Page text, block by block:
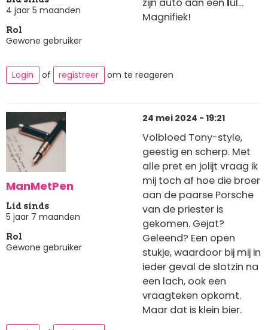
4 jaar 5 maanden
Rol
Gewone gebruiker
zijn auto aan een lul...
Magnifiek!
Login of registreer om te reageren
ManMetPen
Lid sinds
5 jaar 7 maanden
Rol
Gewone gebruiker
24 mei 2024 - 19:21
Volbloed Tony-style,
geestig en scherp. Met
alle pret en jolijt vraag ik
mij toch af hoe die broer
aan de paarse Porsche
van de priester is
gekomen. Gejat?
Geleend? Een open
stukje, waardoor bij mij in
ieder geval de slotzin na
een lach, ook een
vraagteken opkomt.
Maar dat is klein bier.